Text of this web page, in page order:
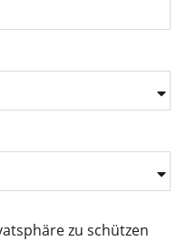
zu schützen